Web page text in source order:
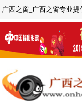
广西之窗_广西之窗专业